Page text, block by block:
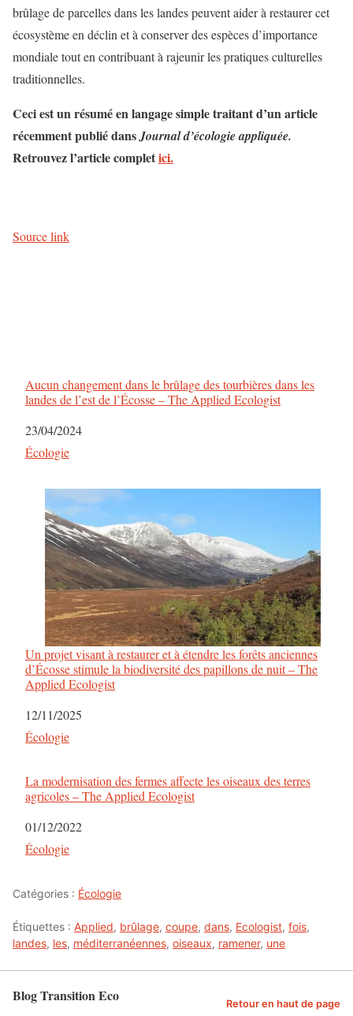
brûlage de parcelles dans les landes peuvent aider à restaurer cet
écosystème en déclin et à conserver des espèces d’importance
mondiale tout en contribuant à rajeunir les pratiques culturelles
traditionnelles.
Ceci est un résumé en langage simple traitant d’un article
récemment publié dansJournal d’écologie appliquée.
Retrouvez l’article completici.
Source link
Aucun changement dans le brûlage des tourbières dans les
landes de l’est de l’Écosse – The Applied Ecologist
Date
23/04/2024
Par rapport à
Écologie
Un projet visant à restaurer et à étendre les forêts anciennes
d’Écosse stimule la biodiversité des papillons de nuit – The
Applied Ecologist
Date
12/11/2025
Par rapport à
Écologie
La modernisation des fermes affecte les oiseaux des terres
agricoles – The Applied Ecologist
Date
01/12/2022
Par rapport à
Écologie
Catégories : Écologie
Étiquettes : Applied, brûlage, coupe, dans, Ecologist, fois,
landes, les, méditerranéennes, oiseaux, ramener, une
Blog Transition Eco Retour en haut de page